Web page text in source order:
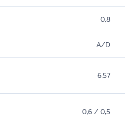
0,8
A/D
6,57
0,6 / 0,5